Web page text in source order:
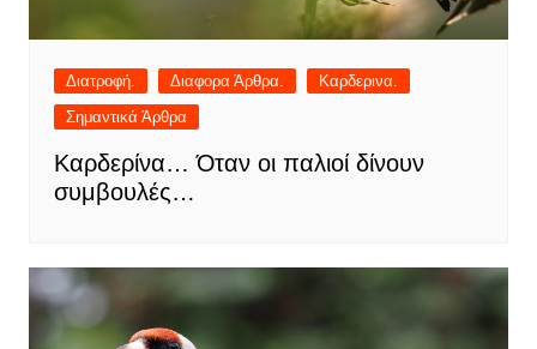
Διατροφή. Διαφορα Άρθρα.
Καρδερινα.
Σημαντικά Άρθρα
Καρδερίνα… Όταν οι παλιοί δίνουν
συμβουλές…